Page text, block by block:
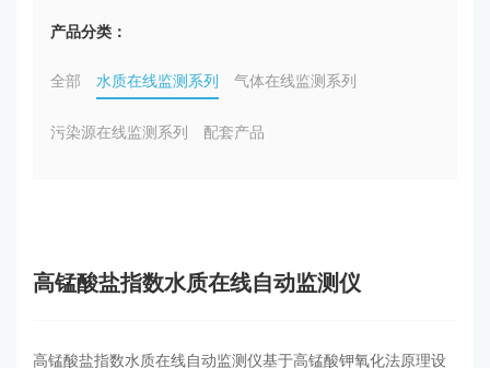
产品分类：
全部 水质在线监测系列 气体在线监测系列
污染源在线监测系列 配套产品
高锰酸盐指数水质在线自动监测仪
高锰酸盐指数水质在线自动监测仪基于高锰酸钾氧化法原理设